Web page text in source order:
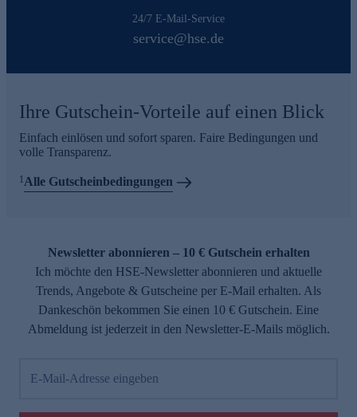
24/7 E-Mail-Service
service@hse.de
Ihre Gutschein-Vorteile auf einen Blick
Einfach einlösen und sofort sparen. Faire Bedingungen und
volle Transparenz.
1Alle Gutscheinbedingungen
Newsletter abonnieren – 10 € Gutschein erhalten
Ich möchte den HSE-Newsletter abonnieren und aktuelle
Trends, Angebote & Gutscheine per E-Mail erhalten. Als
Dankeschön bekommen Sie einen 10 € Gutschein. Eine
Abmeldung ist jederzeit in den Newsletter-E-Mails möglich.
E-Mail-Adresse eingeben